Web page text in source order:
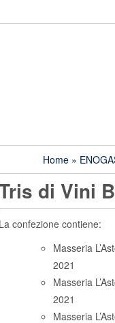
Home »
di Vini
La confezione contiene:
Masseria
2021
Masseria
2021
Masseria